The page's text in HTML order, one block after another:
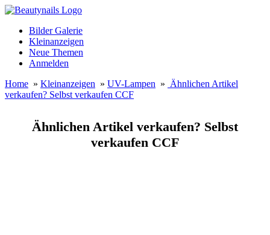
Bilder Galerie
Kleinanzeigen
Neue Themen
Anmelden
Home » Kleinanzeigen » UV-Lampen » Ähnlichen Artikel
verkaufen? Selbst verkaufen CCF
Ähnlichen Artikel verkaufen? Selbst
verkaufen CCF